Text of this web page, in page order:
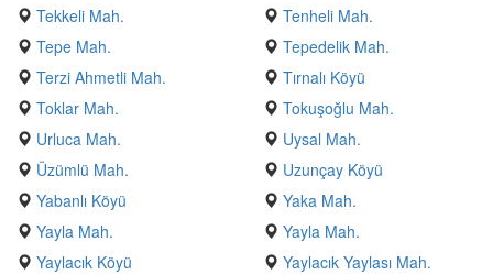
Tekkeli Mah.
Tenheli Mah.
Tepe Mah.
Tepedelik Mah.
Terzi Ahmetli Mah.
Tırnalı Köyü
Toklar Mah.
Tokuşoğlu Mah.
Urluca Mah.
Uysal Mah.
Üzümlü Mah.
Uzunçay Köyü
Yabanlı Köyü
Yaka Mah.
Yayla Mah.
Yayla Mah.
Yaylacık Köyü
Yaylacık Yaylası Mah.